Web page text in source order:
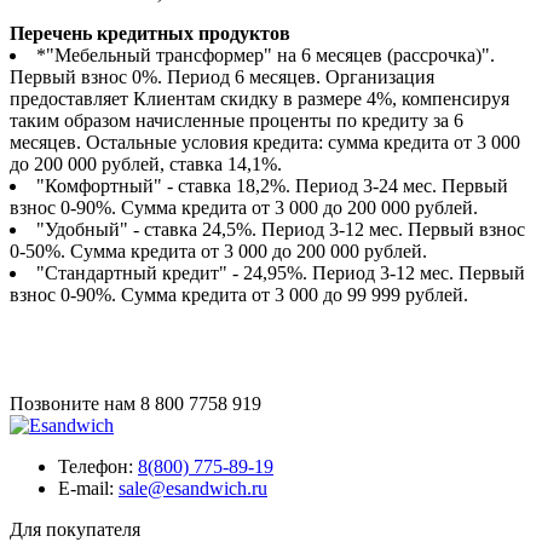
Перечень кредитных продуктов
*"Мебельный трансформер" на 6 месяцев (рассрочка)".
Первый взнос 0%. Период 6 месяцев. Организация
предоставляет Клиентам скидку в размере 4%, компенсируя
таким образом начисленные проценты по кредиту за 6
месяцев. Остальные условия кредита: сумма кредита от 3 000
до 200 000 рублей, ставка 14,1%.
"Комфортный" - ставка 18,2%. Период 3-24 мес. Первый
взнос 0-90%. Сумма кредита от 3 000 до 200 000 рублей.
"Удобный" - ставка 24,5%. Период 3-12 мес. Первый взнос
0-50%. Сумма кредита от 3 000 до 200 000 рублей.
"Стандартный кредит" - 24,95%. Период 3-12 мес. Первый
взнос 0-90%. Сумма кредита от 3 000 до 99 999 рублей.
Позвоните нам 8 800 7758 919
Телефон: 8(800) 775-89-19
E-mail: sale@esandwich.ru
Для покупателя